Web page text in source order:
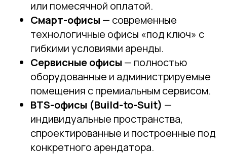
или помесячной оплатой.
Смарт-офисы — современные
технологичные офисы «под ключ» с
гибкими условиями аренды.
Сервисные офисы — полностью
оборудованные и администрируемые
помещения с премиальным сервисом.
BTS-офисы (Build-to-Suit) —
индивидуальные пространства,
спроектированные и построенные под
конкретного арендатора.